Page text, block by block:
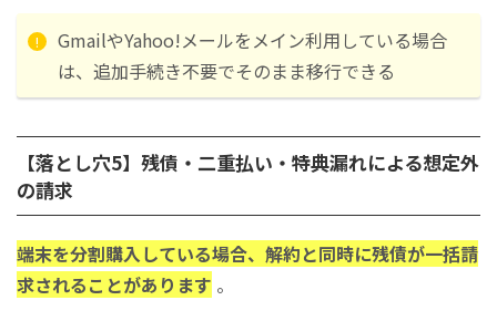
GmailやYahoo!メールをメイン利用している場合
は、追加手続き不要でそのまま移行できる
【落とし穴5】残債・二重払い・特典漏れによる想定外
の請求
端末を分割購入している場合、解約と同時に残債が一括請
求されることがあります 。